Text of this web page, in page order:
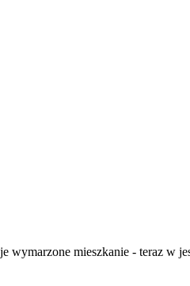
wymarzone mieszkanie - teraz w